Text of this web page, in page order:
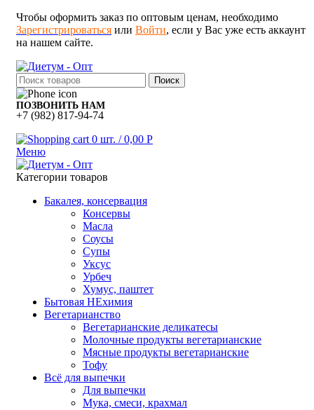
Чтобы оформить заказ по оптовым ценам, необходимо
Зарегистрироваться или Войти, если у Вас уже есть аккаунт
на нашем сайте.
Поиск
ПОЗВОНИТЬ НАМ
+7 (982) 817-94-74
0 шт. / 0,00 Р
Меню
Категории товаров
Бакалея, консервация
Консервы
Масла
Соусы
Супы
Уксус
Урбеч
Хумус, паштет
Бытовая НЕхимия
Вегетарианство
Вегетарианские деликатесы
Молочные продукты вегетарианские
Мясные продукты вегетарианские
Тофу
Всё для выпечки
Для выпечки
Мука, смеси, крахмал